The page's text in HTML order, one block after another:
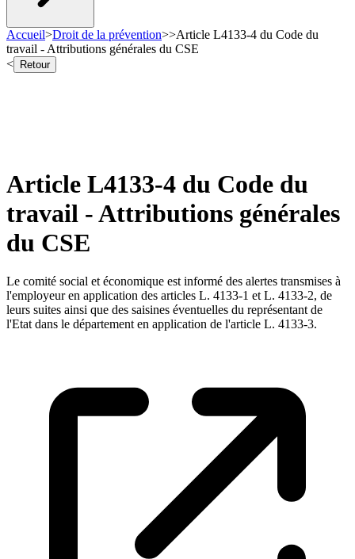
Accueil>Droit de la prévention>>Article L4133-4 du Code du
travail - Attributions générales du CSE
<
Retour
Article L4133-4 du Code du
travail - Attributions générales
du CSE
Le comité social et économique est informé des alertes transmises à
l'employeur en application des articles L. 4133-1 et L. 4133-2, de
leurs suites ainsi que des saisines éventuelles du représentant de
l'Etat dans le département en application de l'article L. 4133-3.